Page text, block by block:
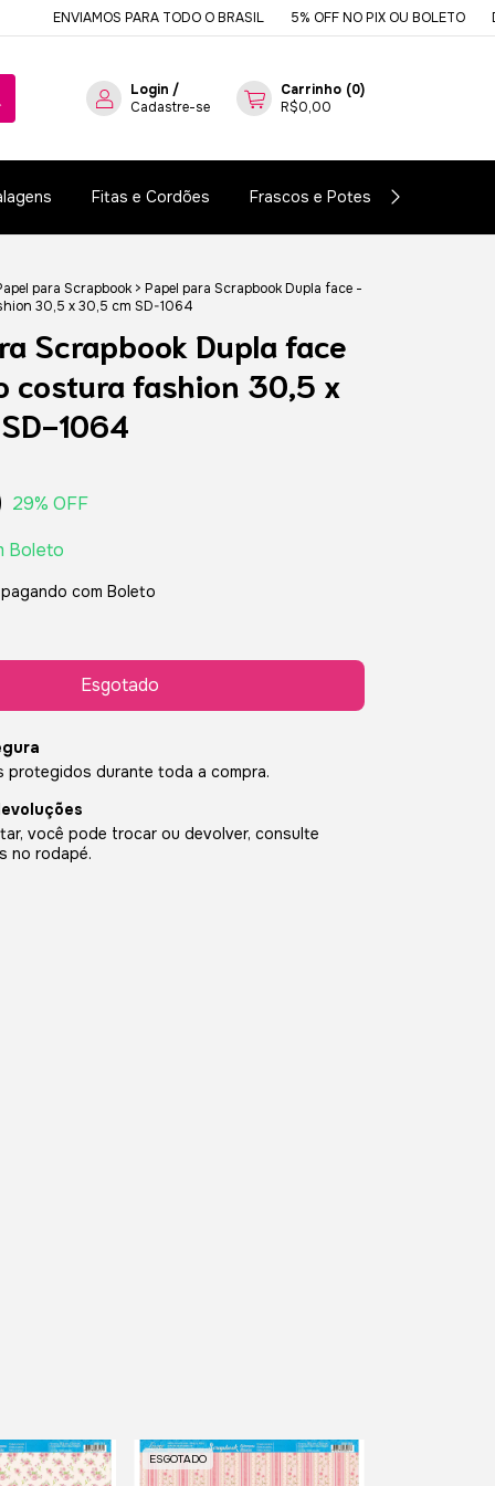
ENVIAMOS PARA TODO O BRASIL 5% OFF NO PIX OU BOLETO DESDE
Login /
Cadastre-se
Carrinho (0)
R$0,00
Fitas e Cordões Frascos e Potes
para Scrapbook > Papel para Scrapbook Dupla face -
30,5 x 30,5 cm SD-1064
Scrapbook Dupla face
costura fashion 30,5 x
1064
29% OFF
Boleto
pagando com Boleto
protegidos durante toda a compra.
você pode trocar ou devolver, consulte
no rodapé.
ESGOTADO